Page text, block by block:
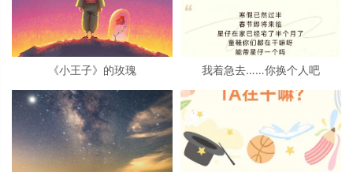
《小王子》的玫瑰 我着急去……你换个人吧